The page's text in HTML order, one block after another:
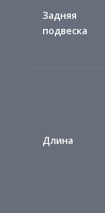
Задняя
подвеска
Длина